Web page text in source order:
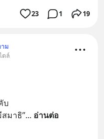
23 1 19
ม
ตล์
บ
มาธิ”... อ่านต่อ